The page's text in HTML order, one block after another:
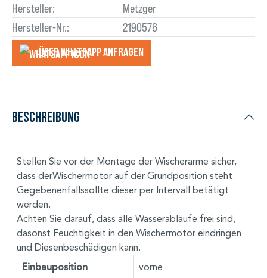
Hersteller:
Metzger
Hersteller-Nr.:
2190576
Über WhatsApp anfragеn
Beschreibung
Stellen Sie vor der Montage der Wischerarme sicher,
dass derWischermotor auf der Grundposition steht.
Gegebenenfallssollte dieser per Intervall betätigt
werden.
Achten Sie darauf, dass alle Wasserabläufe frei sind,
dasonst Feuchtigkeit in den Wischermotor eindringen
und Diesenbeschädigen kann.
Einbauposition vorne